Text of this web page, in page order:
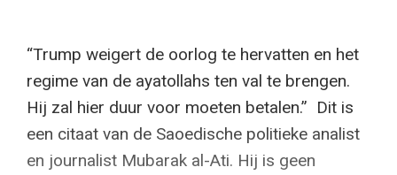
“Trump weigert de oorlog te hervatten en het
regime van de ayatollahs ten val te brengen.
Hij zal hier duur voor moeten betalen.” Dit is
een citaat van de Saoedische politieke analist
en journalist Mubarak al-Ati. Hij is geen